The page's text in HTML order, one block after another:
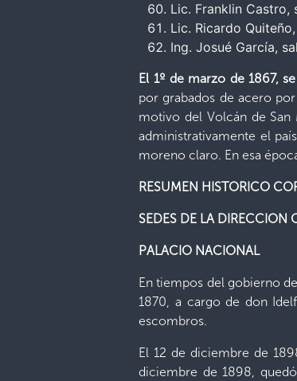
Lic. Franklin Castro,
Lic. Ricardo
Ing. Josué García,
El 1º de marzo de 1867,
por grabados de acero
motivo del Volcán de
administrativamente el
moreno claro. En esa
RESUMEN HISTORICO
SEDES DE LA DIRECCION
PALACIO NACIONAL
En tiempos del gobierno
1870, a cargo de don
escombros.
El 12 de diciembre de
diciembre de 1898,